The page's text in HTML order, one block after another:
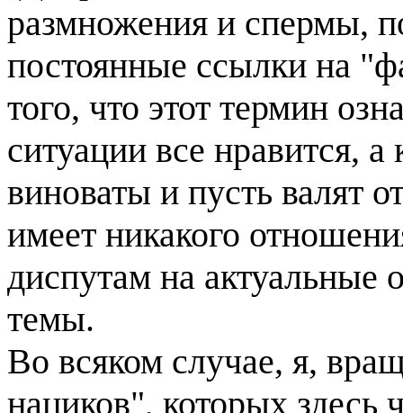
размножения и спермы,
постоянные ссылки на
того, что этот термин
ситуации все нравится,
виноваты и пусть валят
имеет никакого
диспутам на актуальные
темы.
Во всяком случае, я,
нациков", которых здесь